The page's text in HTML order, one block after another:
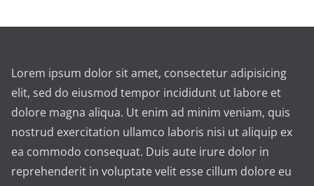
Lorem ipsum dolor sit amet, consectetur adipisicing
elit, sed do eiusmod tempor incididunt ut labore et
dolore magna aliqua. Ut enim ad minim veniam, quis
nostrud exercitation ullamco laboris nisi ut aliquip ex
ea commodo consequat. Duis aute irure dolor in
reprehenderit in voluptate velit esse cillum dolore eu